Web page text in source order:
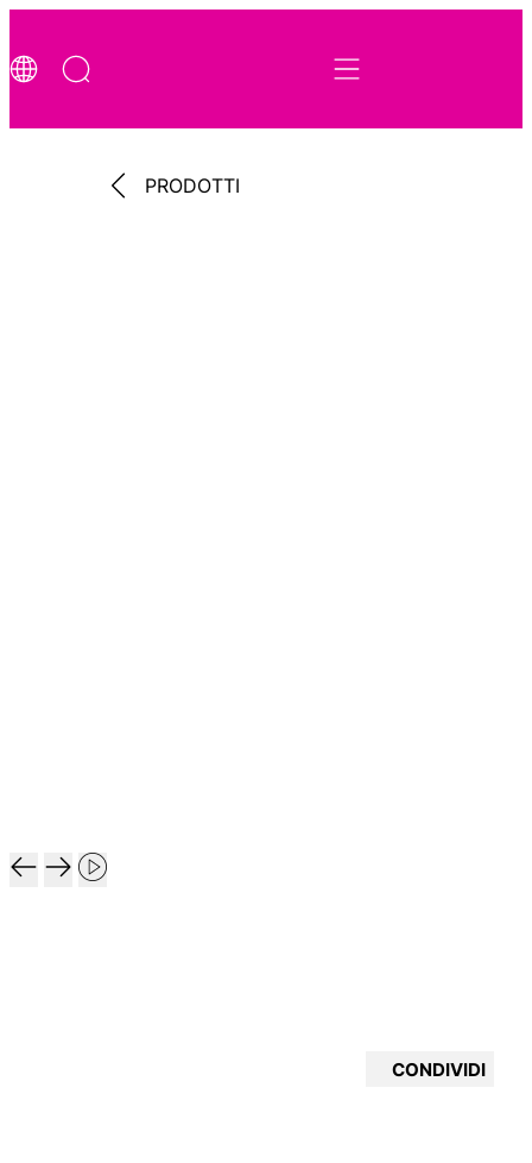
PRODOTTI
CONDIVIDI